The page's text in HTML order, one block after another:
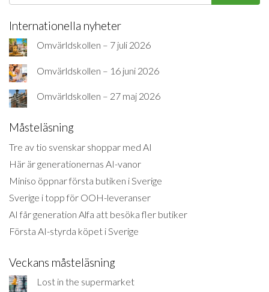
Internationella nyheter
Omvärldskollen – 7 juli 2026
Omvärldskollen – 16 juni 2026
Omvärldskollen – 27 maj 2026
Måsteläsning
Tre av tio svenskar shoppar med AI
Här är generationernas AI-vanor
Miniso öppnar första butiken i Sverige
Sverige i topp för OOH-leveranser
AI får generation Alfa att besöka fler butiker
Första AI-styrda köpet i Sverige
Veckans måsteläsning
Lost in the supermarket